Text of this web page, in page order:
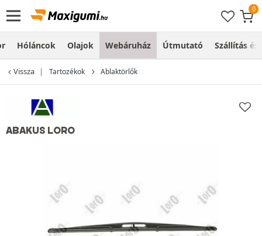
Hóláncok Olajok Webáruház Útmutató Szállítás és
Vissza Tartozékok Ablaktörlők
ABAKUS LORO